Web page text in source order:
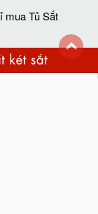
mua Tủ Sắt
back